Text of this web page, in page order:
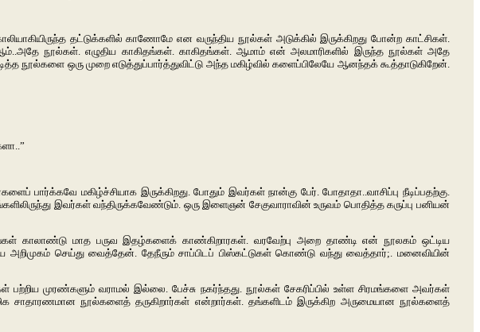
தட்டுக்களில் காணோமே என வருந்திய நூல்கள் அடுக்கில் இருக்கிறது போன்ற காட்சிகள்.
நூல்கள். எழுதிய காகிதங்கள். காகிதங்கள். ஆமாம் என் அலமாரிகளில் இருந்த நூல்கள் அதே
நூல்களை ஒரு முறை எடுத்துப்பார்த்துவிட்டு அந்த மகிழ்வில் களைப்பிலேயே ஆனந்தக் கூத்தாடுகிறேன்.
மகிழ்ச்சியாக இருக்கிறது. போதும் இவர்கள் நான்கு பேர். போதாதா..வாசிப்பு நீடிப்பதற்கு.
இவர்கள் வந்திருக்கவேண்டும். ஒரு இளைஞன் சேகுவாராவின் உருவம் பொதித்த கருப்பு பனியன்
காலாண்டு மாத பருவ இதழ்களைக் காண்கிறாரகள். வரவேற்பு அறை தாண்டி என் நூலகம் ஒட்டிய
அறிமுகம் செய்து வைத்தேன். தேநீரும் சாப்பிடப் பிஸ்கட்டுகள் கொண்டு வந்து வைத்தார்;. மனைவியின்
பற்றிய முரண்களும் வராமல் இல்லை. பேச்சு நகர்ந்தது. நூல்கள் சேகரிப்பில் உள்ள சிரமங்களை அவர்கள்
சாதாரணமான நூல்களைத் தருகிறார்கள் என்றார்கள். தங்களிடம் இருக்கிற அருமையான நூல்களைத்